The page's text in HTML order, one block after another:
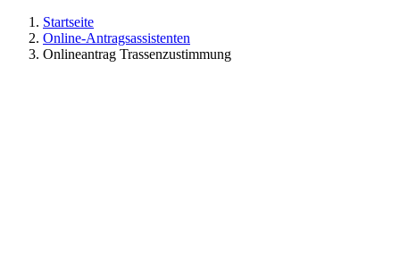
Startseite
Online-Antragsassistenten
Onlineantrag Trassenzustimmung